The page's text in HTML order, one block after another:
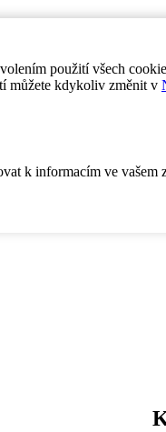
použití všech
můžete kdykoliv změnit v
k informacím ve vašem